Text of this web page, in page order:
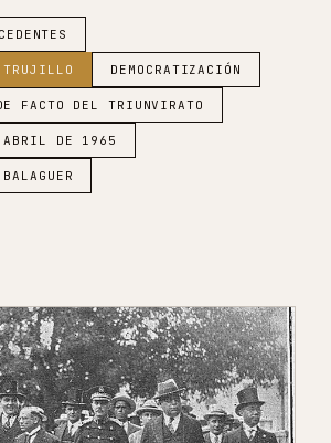
TRUJILLO DEMOCRATIZACIÓN
FACTO DEL TRIUNVIRATO
ABRIL DE 1965